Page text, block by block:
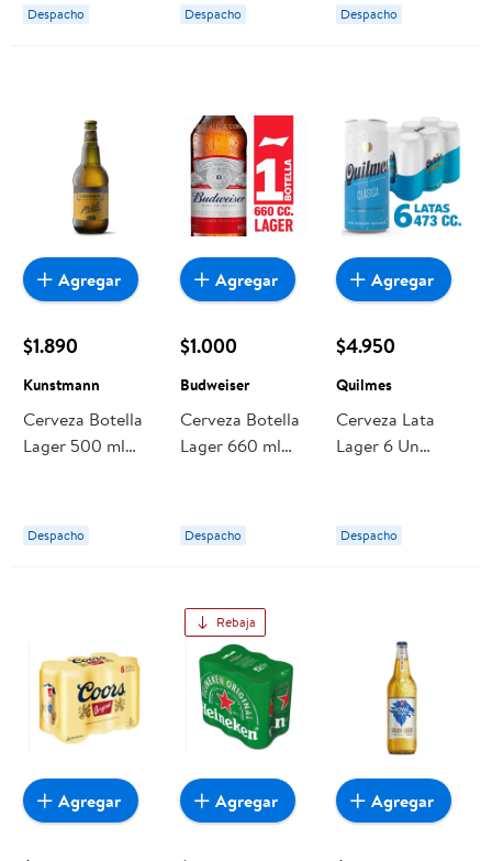
Despacho Despacho Despacho
$1.890
Kunstmann
Cerveza Botella
Lager 500 ml
Despacho
Agregar
$1.000
Budweiser
Cerveza Botella
Lager 660 ml
Despacho
Agregar
$4.950
Quilmes
Cerveza Lata
Lager 6 Un
Despacho
Agregar
Agregar
Rebaja
Agregar Agregar